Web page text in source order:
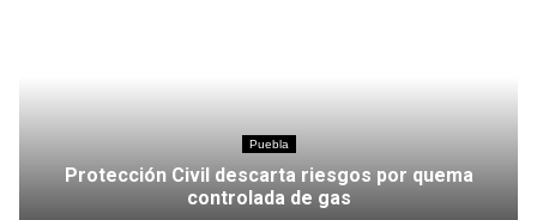
Puebla
Protección Civil descarta riesgos por quema
controlada de gas